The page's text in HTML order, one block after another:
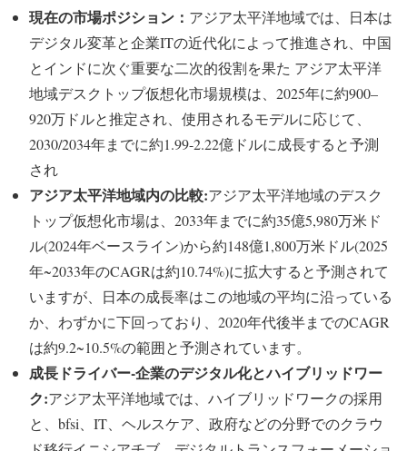
現在の市場ポジション： アジア太平洋地域では、日本は
デジタル変革と企業ITの近代化によって推進され、中国
とインドに次ぐ重要な二次的役割を果た アジア太平洋
地域デスクトップ仮想化市場規模は、2025年に約900–
920万ドルと推定され、使用されるモデルに応じて、
2030/2034年までに約1.99-2.22億ドルに成長すると予測
され
アジア太平洋地域内の比較:アジア太平洋地域のデスク
トップ仮想化市場は、2033年までに約35億5,980万米ド
ル(2024年ベースライン)から約148億1,800万米ドル(2025
年~2033年のCAGRは約10.74%)に拡大すると予測されて
いますが、日本の成長率はこの地域の平均に沿っている
か、わずかに下回っており、2020年代後半までのCAGR
は約9.2~10.5%の範囲と予測されています。
成長ドライバー-企業のデジタル化とハイブリッドワー
ク:アジア太平洋地域では、ハイブリッドワークの採用
と、bfsi、IT、ヘルスケア、政府などの分野でのクラウ